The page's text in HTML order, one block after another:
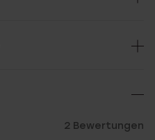
2 Bewertungen